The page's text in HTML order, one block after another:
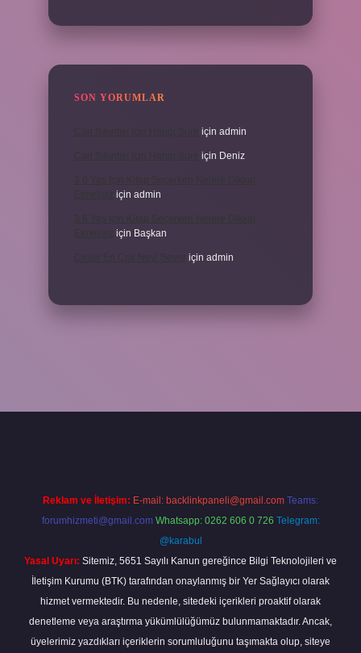
SON YORUMLAR
için admin
için Deniz
için admin
için Başkan
için admin
Reklam ve İletişim: E-mail: backlinkpaneli@gmail.com Teams:
forumhizmeti@gmail.com Whatsapp: 0262 606 0 726 Telegram:
@karabul
Yasal Uyarı: Sitemiz, 5651 Sayılı Kanun gereğince Bilgi Teknolojileri ve
İletişim Kurumu (BTK) tarafından onaylanmış bir Yer Sağlayıcı olarak
hizmet vermektedir. Bu nedenle, sitedeki içerikleri proaktif olarak
denetleme veya araştırma yükümlülüğümüz bulunmamaktadır. Ancak,
üyelerimiz yazdıkları içeriklerin sorumluluğunu taşımakta olup, siteye